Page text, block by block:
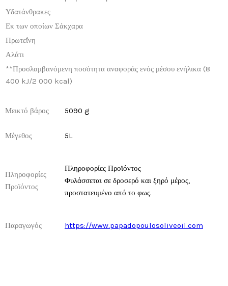
Υδατάνθρακες
Εκ των οποίων Σάκχαρα
Πρωτεΐνη
Αλάτι
**Προσλαμβανόμενη ποσότητα αναφοράς ενός μέσου ενήλικα (8
400 kJ/2 000 kcal)
Μεικτό βάρος 5090 g
Μέγεθος 5L
Πληροφορίες
Προϊόντος
Πληροφορίες Προϊόντος
Φυλάσσεται σε δροσερό και ξηρό μέρος,
προστατευμένο από το φως.
Παραγωγός https://www.papadopoulosoliveoil.com